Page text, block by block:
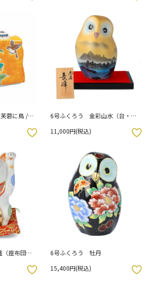
蓉に鳥 /
6号ふくろう 金彩山水（台・木
11,000円(税込)
お気に入りボタン
座布団
6号ふくろう 牡丹
15,400円(税込)
お気に入りボタン